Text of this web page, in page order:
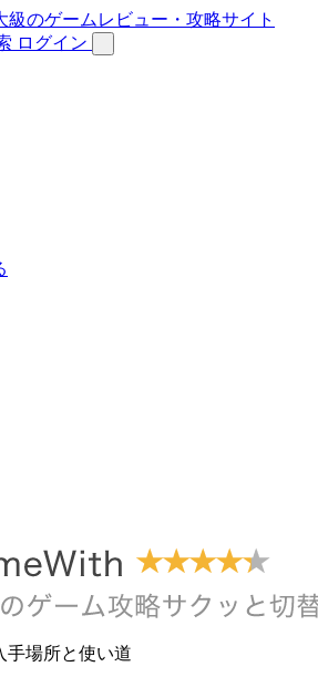
ログイン
手場所と使い道